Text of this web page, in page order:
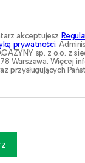
akceptujesz
prywatności.
sp. z o.o. z
Warszawa. Więcej
przysługujących